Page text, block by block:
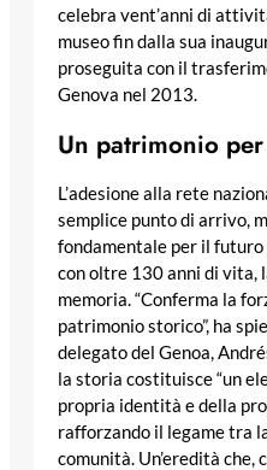
celebra vent’anni di
museo fin dalla sua
proseguita con il
Genova nel 2013.
Un patrimonio
L’adesione alla rete
semplice punto di arrivo,
fondamentale per il futuro
con oltre 130 anni di vita,
memoria. “Conferma la
patrimonio storico”, ha
delegato del Genoa,
la storia costituisce “un
propria identità e della
rafforzando il legame tra
comunità. Un’eredità che,